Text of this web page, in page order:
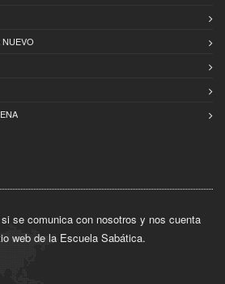
se comunica con nosotros y nos cuenta
web de la Escuela Sabática.